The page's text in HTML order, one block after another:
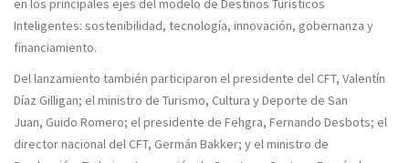
en los principales ejes del modelo de Destinos Turísticos
Inteligentes: sostenibilidad, tecnología, innovación, gobernanza y
financiamiento.
Del lanzamiento también participaron el presidente del CFT, Valentín
Díaz Gilligan; el ministro de Turismo, Cultura y Deporte de San
Juan, Guido Romero; el presidente de Fehgra, Fernando Desbots; el
director nacional del CFT, Germán Bakker; y el ministro de